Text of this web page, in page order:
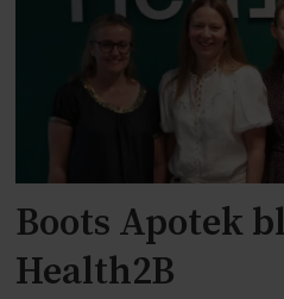
Boots Apotek
Health2B